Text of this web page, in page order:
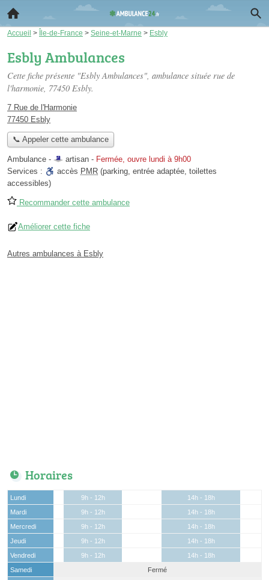
Accueil > Île-de-France > Seine-et-Marne > Esbly
Esbly Ambulances
Cette fiche présente "Esbly Ambulances", ambulance située rue de
l'harmonie, 77450 Esbly.
7 Rue de l'Harmonie
77450 Esbly
📞 Appeler cette ambulance
Ambulance - artisan - Fermée, ouvre lundi à 9h00
Services :
accès PMR (parking, entrée adaptée, toilettes
accessibles)
Recommander cette ambulance
Améliorer cette fiche
Autres ambulances à Esbly
Horaires
Lundi 9h - 12h
14h - 18h
Mardi
9h - 12h
14h - 18h
Mercredi
9h - 12h
14h - 18h
Jeudi
9h - 12h
14h - 18h
Vendredi
9h - 12h
14h - 18h
Samedi
Fermé